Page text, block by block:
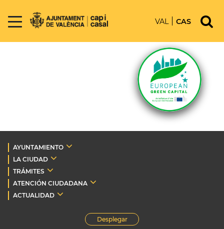
VAL CAS
AYUNTAMIENTO
LA CIUDAD
TRÁMITES
ATENCIÓN CIUDADANA
ACTUALIDAD
Desplegar